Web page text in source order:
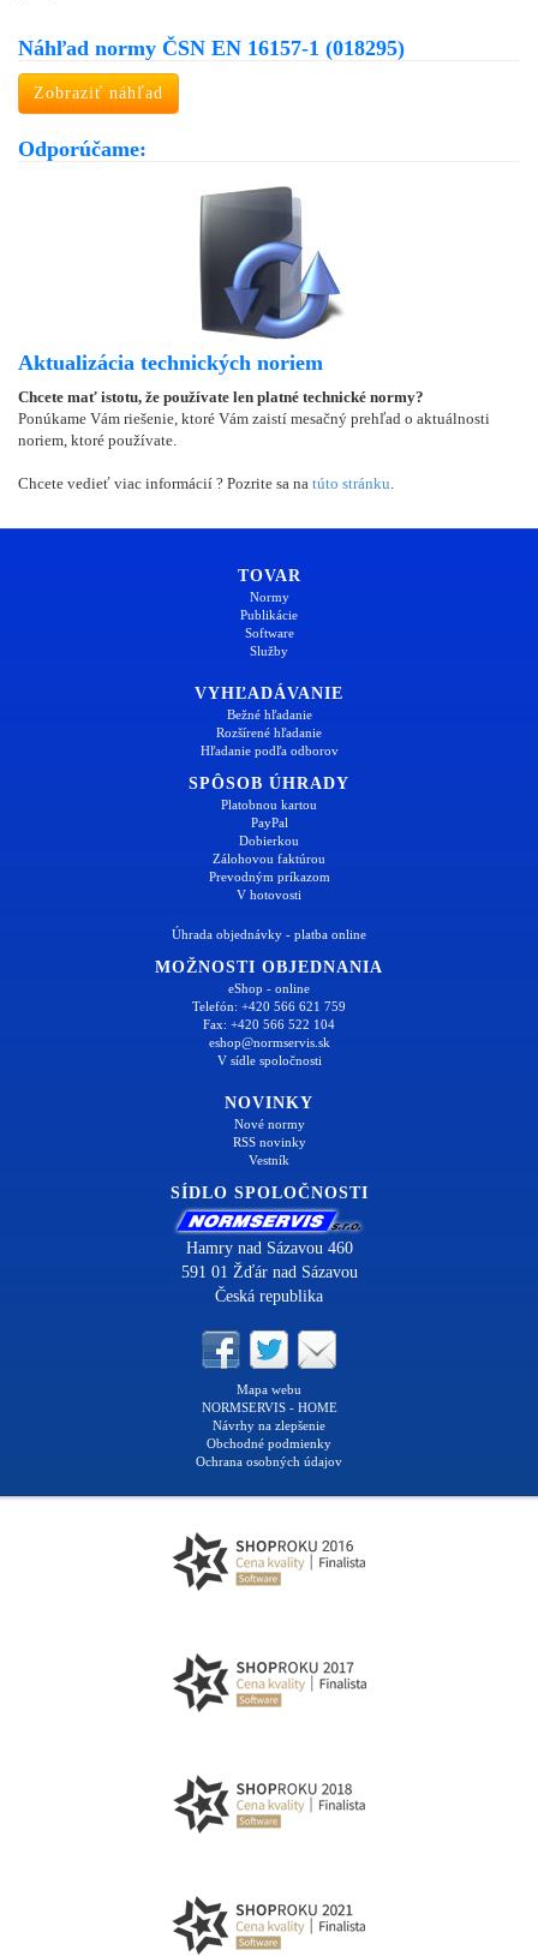
Náhľad normy ČSN EN 16157-1 (018295)
Zobraziť náhľad
Odporúčame:
Aktualizácia technických noriem
Chcete mať istotu, že používate len platné technické normy?
Ponúkame Vám riešenie, ktoré Vám zaistí mesačný prehľad o aktuálnosti
noriem, ktoré používate.
Chcete vedieť viac informácií ? Pozrite sa na túto stránku
TOVAR
Normy
Publikácie
Software
Služby
VYHĽADÁVANIE
Bežné hľadanie
Rozšírené hľadanie
Hľadanie podľa odborov
SPÔSOB ÚHRADY
Platobnou kartou
PayPal
Dobierkou
Zálohovou faktúrou
Prevodným príkazom
V hotovosti
Úhrada objednávky - platba online
MOŽNOSTI OBJEDNANIA
eShop - online
Telefón: +420 566 621 759
Fax: +420 566 522 104
eshop@normservis.sk
V sídle spoločnosti
NOVINKY
Nové normy
RSS novinky
Vestník
SÍDLO SPOLOČNOSTI
Hamry nad Sázavou 460
591 01 Žďár nad Sázavou
Česká republika
Mapa webu
NORMSERVIS - HOME
Návrhy na zlepšenie
Obchodné podmienky
Ochrana osobných údajov